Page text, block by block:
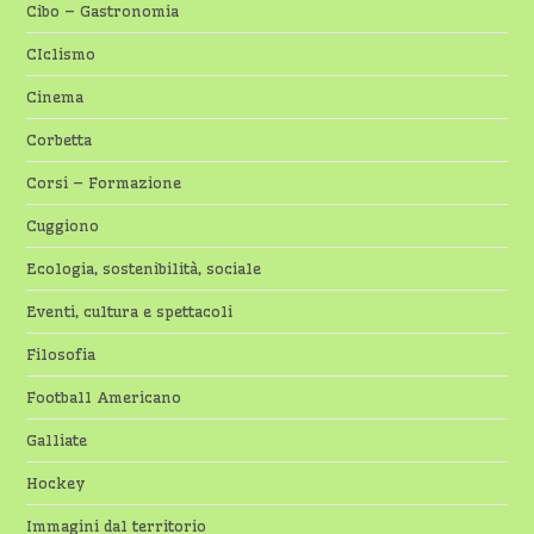
Cibo – Gastronomia
CIclismo
Cinema
Corbetta
Corsi – Formazione
Cuggiono
Ecologia, sostenibilità, sociale
Eventi, cultura e spettacoli
Filosofia
Football Americano
Galliate
Hockey
Immagini dal territorio